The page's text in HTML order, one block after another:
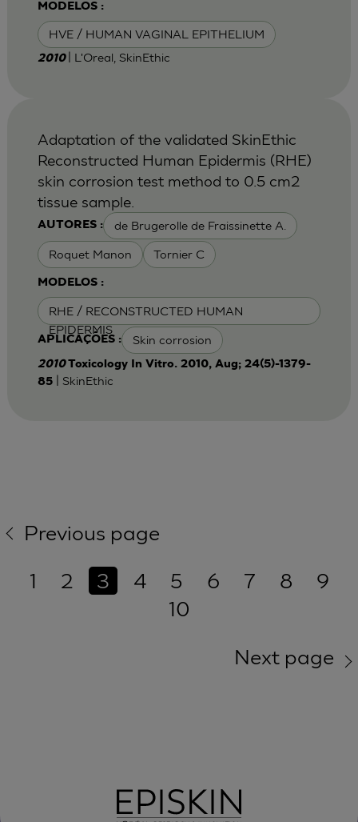
MODELOS :
HVE / HUMAN VAGINAL EPITHELIUM
2010 | L'Oreal, SkinEthic
AUTORES : de Brugerolle de Fraissinette A.
Roquet Manon Tornier C
MODELOS :
RHE / RECONSTRUCTED HUMAN
EPIDERMIS
APLICAÇÕES : Skin corrosion
Adaptation of the validated SkinEthic
Reconstructed Human Epidermis (RHE)
skin corrosion test method to 0.5 cm2
tissue sample.
2010Toxicology In Vitro. 2010, Aug; 24(5)-1379-
85| SkinEthic
Previous page
1
2 3 4 5 6 7 8
9
10
Next page